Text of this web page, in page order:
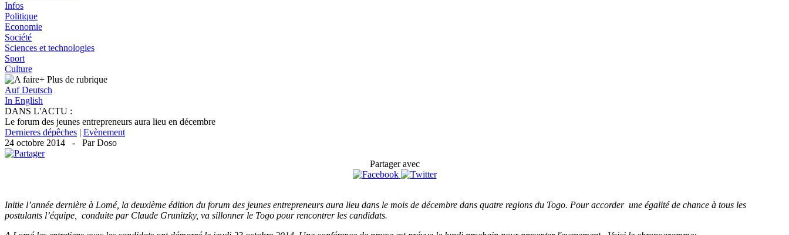
Infos
Politique
Economie
Société
Sciences et technologies
Sport
Culture
+ Plus de rubrique
Auf Deutsch
In English
DANS L'ACTU :
Le forum des jeunes entrepreneurs aura lieu en décembre
Dernieres dépêches | Evènement
24 octobre 2014 - Par Doso
Partager avec
Initie l’année dernière à Lomé, la deuxième édition du forum des jeunes entrepreneurs aura lieu dans le mois de décembre dans quatre regions du Togo. Pour accorder une égalité de chance à tous les
postulants l’équipe, conduite par Claude Grunitzky, va sillonner le Togo pour rencontrer les candidats.